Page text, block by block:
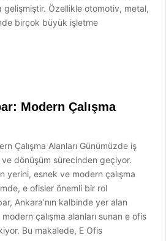
gelişmiştir. Özellikle otomotiv, metal,
birçok büyük işletme
Modern Çalışma
Çalışma Alanları Günümüzde iş
ve dönüşüm sürecinden geçiyor.
yerini, esnek ve modern çalışma
e ofisler önemli bir rol
Ankara’nın kalbinde yer alan
çalışma alanları sunan e ofis
Bu makalede, E Ofis